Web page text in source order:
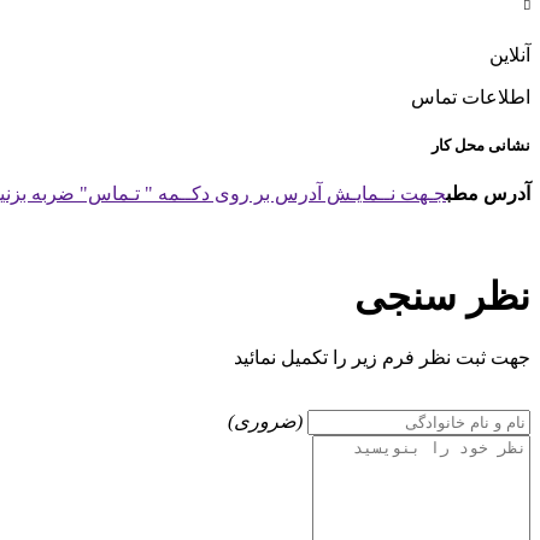

آنلاین
اطلاعات تماس
نشانی محل کار
آدرس مطبجـهت نــمایـش آدرس بر روی دکــمه " تـماس" ضربه
نظر سنجی
جهت ثبت نظر فرم زیر را تکمیل نمائید
(ضروری)